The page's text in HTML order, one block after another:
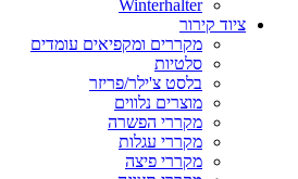
Winterhalter
ציוד קירור
מקררים ומקפיאים עומדים
סלטיות
בלסט צ'ילר/פריזר
מוצרים נלווים
מקררי הפשרה
מקררי עגלות
מקררי פיצה